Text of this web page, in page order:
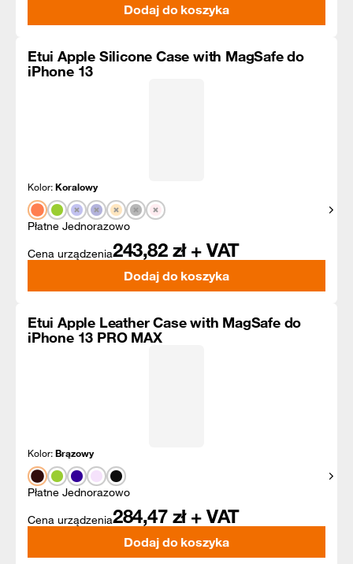
Dodaj do koszyka
Etui Apple Silicone Case with MagSafe do
iPhone 13
Kolor:Koralowy
Płatne Jednorazowo
Cena urządzenia243,82 zł + VAT
Dodaj do koszyka
Etui Apple Leather Case with MagSafe do
iPhone 13 PRO MAX
Kolor:Brązowy
Płatne Jednorazowo
Cena urządzenia284,47 zł + VAT
Dodaj do koszyka